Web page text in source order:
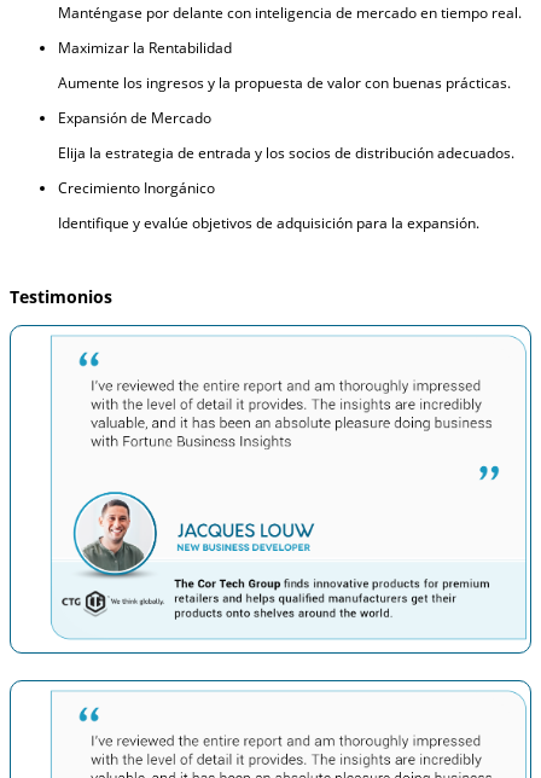
Manténgase por delante con inteligencia de mercado en tiempo real.
Maximizar la Rentabilidad
Aumente los ingresos y la propuesta de valor con buenas prácticas.
Expansión de Mercado
Elija la estrategia de entrada y los socios de distribución adecuados.
Crecimiento Inorgánico
Identifique y evalúe objetivos de adquisición para la expansión.
Testimonios